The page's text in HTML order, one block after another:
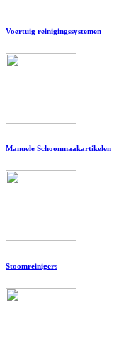
Voertuig reinigingssystemen
Manuele Schoonmaakartikelen
Stoomreinigers